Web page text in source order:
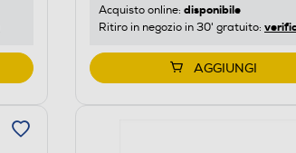
Acquisto online: disponibile
Ritiro in negozio in 30' gratuito:
AGGIUNGI